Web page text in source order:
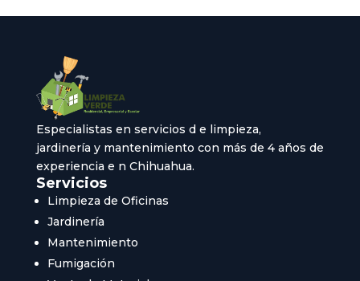
Especialistas en servicios d e limpieza,
jardinería y mantenimiento con más de 4 años de
experiencia e n Chihuahua.
Servicios
Limpieza de Oficinas
Jardinería
Mantenimiento
Fumigación